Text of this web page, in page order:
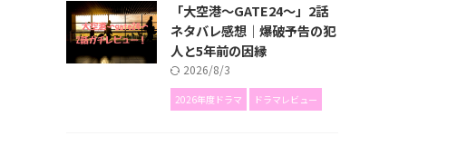
「大空港～GATE24～」2話
ネタバレ感想｜爆破予告の犯
人と5年前の因縁
2026/8/3
2026年度ドラマ ドラマレビュー